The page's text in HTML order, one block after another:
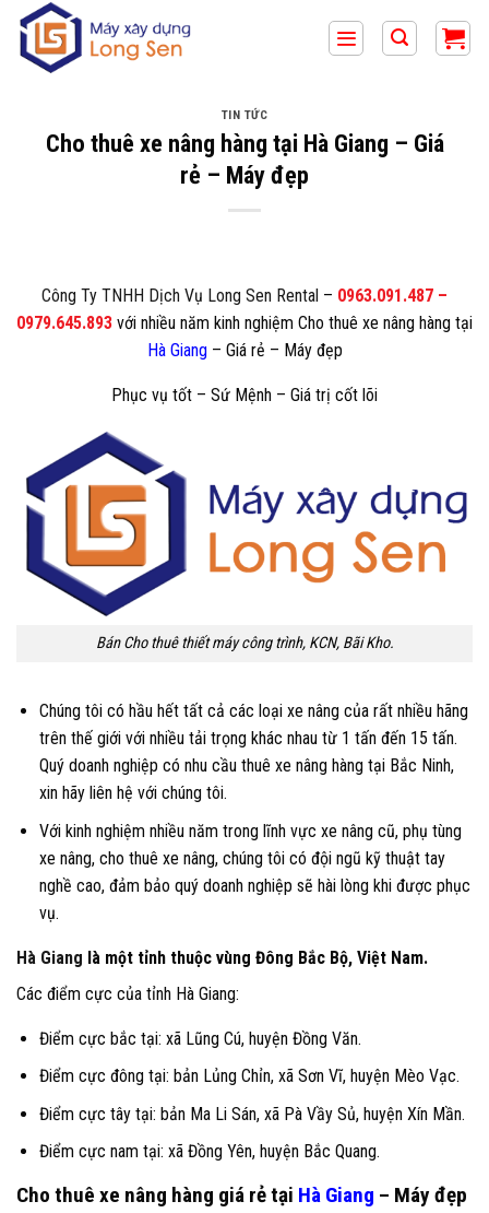
qua
TIN TỨC
Cho thuê xe nâng hàng tại Hà Giang – Giá
rẻ – Máy đẹp
Công Ty TNHH Dịch Vụ Long Sen Rental – 0963.091.487 –
0979.645.893 với nhiều năm kinh nghiệm Cho thuê xe nâng hàng tại
Hà Giang– Giá rẻ – Máy đẹp
Phục vụ tốt – Sứ Mệnh – Giá trị cốt lõi
Bán Cho thuê thiết máy công trình, KCN, Bãi Kho.
Chúng tôi có hầu hết tất cả các loại xe nâng của rất nhiều hãng
trên thế giới với nhiều tải trọng khác nhau từ 1 tấn đến 15 tấn.
Quý doanh nghiệp có nhu cầu thuê xe nâng hàng tại Bắc Ninh,
xin hãy liên hệ với chúng tôi.
Với kinh nghiệm nhiều năm trong lĩnh vực xe nâng cũ, phụ tùng
xe nâng, cho thuê xe nâng, chúng tôi có đội ngũ kỹ thuật tay
nghề cao, đảm bảo quý doanh nghiệp sẽ hài lòng khi được phục
vụ.
Hà Giang là một tỉnh thuộc vùng Đông Bắc Bộ, Việt Nam.
Các điểm cực của tỉnh Hà Giang:
Điểm cực bắc tại: xã Lũng Cú, huyện Đồng Văn.
Điểm cực đông tại: bản Lủng Chỉn, xã Sơn Vĩ, huyện Mèo Vạc.
Điểm cực tây tại: bản Ma Li Sán, xã Pà Vầy Sủ, huyện Xín Mần.
Điểm cực nam tại: xã Đồng Yên, huyện Bắc Quang.
Cho thuê xe nâng hàng giá rẻ tại Hà Giang – Máy đẹp